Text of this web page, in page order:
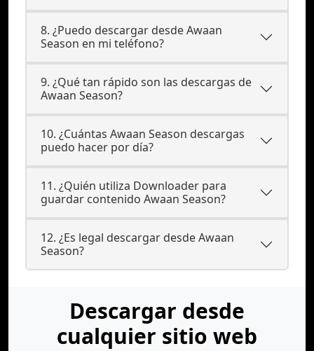
8. ¿Puedo descargar desde Awaan
Season en mi teléfono?
9. ¿Qué tan rápido son las descargas de
Awaan Season?
10. ¿Cuántas Awaan Season descargas
puedo hacer por día?
11. ¿Quién utiliza Downloader para
guardar contenido Awaan Season?
12. ¿Es legal descargar desde Awaan
Season?
Descargar desde
cualquier sitio web